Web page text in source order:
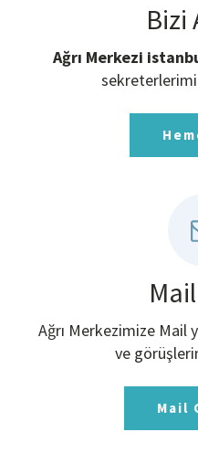
Bizi
Ağrı Merkezi
Ağrı Merkezimize Mail
ve
Mail